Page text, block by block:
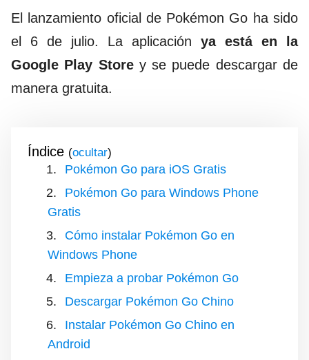
El lanzamiento oficial de Pokémon Go ha sido
el 6 de julio. La aplicación ya está en la
Google Play Storey se puede descargar de
manera gratuita.
Índice ( )
Pokémon Go para iOS Gratis
Pokémon Go para Windows Phone
Gratis
Cómo instalar Pokémon Go en
Windows Phone
Empieza a probar Pokémon Go
Descargar Pokémon Go Chino
Instalar Pokémon Go Chino en
Android